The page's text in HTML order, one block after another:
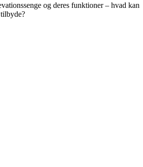
og deres funktioner – hvad kan